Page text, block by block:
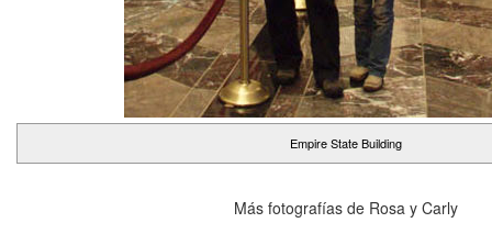
Empire State Building
Más fotografías de Rosa y Carly